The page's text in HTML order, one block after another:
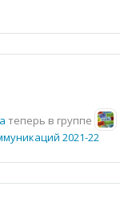
теперь в группе
2021-22